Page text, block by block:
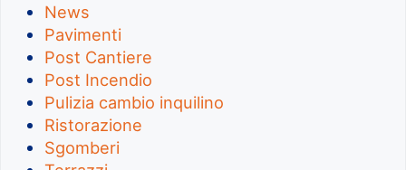
News
Pavimenti
Post Cantiere
Post Incendio
Pulizia cambio inquilino
Ristorazione
Sgomberi